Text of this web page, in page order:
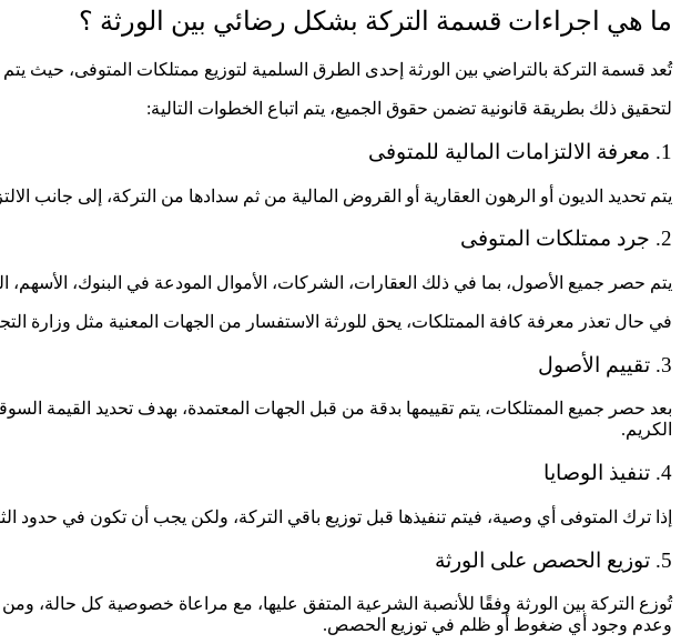
ما هي اجراءات قسمة التركة بشكل رضائي بين الورثة ؟
تُعد قسمة التركة بالتراضي بين الورثة إحدى الطرق السلمية لتوزيع ممتلكات المتوفى، حيث
لتحقيق ذلك بطريقة قانونية تضمن حقوق الجميع، يتم اتباع الخطوات التالية:
1. معرفة الالتزامات المالية للمتوفى
يتم تحديد الديون أو الرهون العقارية أو القروض المالية من ثم سدادها من التركة، إلى جانب
2. جرد ممتلكات المتوفى
يتم حصر جميع الأصول، بما في ذلك العقارات، الشركات، الأموال المودعة في البنوك، الأسهم،
في حال تعذر معرفة كافة الممتلكات، يحق للورثة الاستفسار من الجهات المعنية مثل وزارة
3. تقييم الأصول
بعد حصر جميع الممتلكات، يتم تقييمها بدقة من قبل الجهات المعتمدة، بهدف تحديد
الكريم.
4. تنفيذ الوصايا
إذا ترك المتوفى أي وصية، فيتم تنفيذها قبل توزيع باقي التركة، ولكن يجب أن تكون في حدود
5. توزيع الحصص على الورثة
تُوزع التركة بين الورثة وفقًا للأنصبة الشرعية المتفق عليها، مع مراعاة خصوصية كل حالة،
وعدم وجود أي ضغوط أو ظلم في توزيع الحصص.